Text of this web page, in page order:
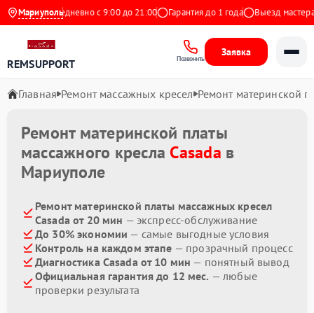
МариупольЕжедневно с 9:00 до 21:00 Гарантия до 1 года Выезд мастера
REMSUPPORT Позвонить
Заявка
Главная Ремонт массажных кресел Ремонт материнской
Ремонт материнской платы
массажного кресла Casada в
Мариуполе
Ремонт материнской платы массажных кресел
Casada от 20 мин — экспресс-обслуживание
До 30% экономии — самые выгодные условия
Контроль на каждом этапе — прозрачный процесс
Диагностика Casada от 10 мин — понятный вывод
Официальная гарантия до 12 мес. — любые
проверки результата